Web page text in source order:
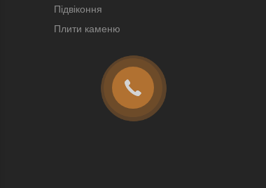
Підвіконня
Плити каменю